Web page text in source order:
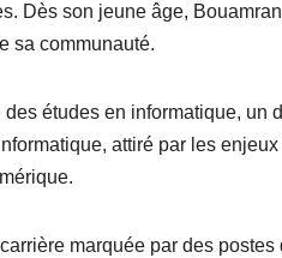
Dès son jeune âge,
sa communauté.
études en informatique, un
attiré par les enjeux
marquée par des postes